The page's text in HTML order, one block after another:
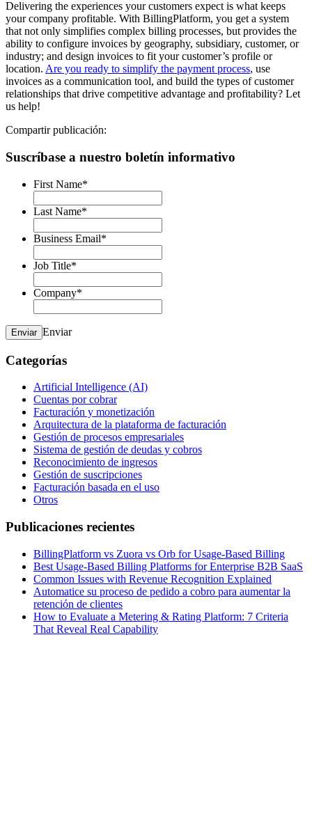
Delivering the experiences your customers expect is what keeps
your company profitable. With BillingPlatform, you get a system
that not only simplifies complex billing processes, but provides the
ability to configure invoices by geography, subsidiary, customer, or
industry; and design invoices to fit your customer’s profile or
location. Are you ready to simplify the payment process, use
invoices as a communication tool, and build the types of customer
relationships that drive competitive advantage and profitability? Let
us help!
Compartir publicación:
Suscríbase a nuestro boletín informativo
First Name*
Last Name*
Business Email*
Job Title*
Company*
Enviar Enviar
Categorías
Artificial Intelligence (AI)
Cuentas por cobrar
Facturación y monetización
Arquitectura de la plataforma de facturación
Gestión de procesos empresariales
Sistema de gestión de deudas y cobros
Reconocimiento de ingresos
Gestión de suscripciones
Facturación basada en el uso
Otros
Publicaciones recientes
BillingPlatform vs Zuora vs Orb for Usage-Based Billing
Best Usage-Based Billing Platforms for Enterprise B2B SaaS
Common Issues with Revenue Recognition Explained
Automatice su proceso de pedido a cobro para aumentar la
retención de clientes
How to Evaluate a Metering & Rating Platform: 7 Criteria
That Reveal Real Capability